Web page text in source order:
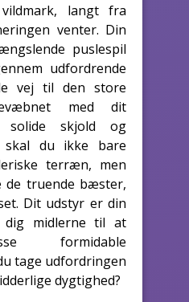
langt fra
venter. Din
puslespil
udfordrende
vej til den store
med dit
solide skjold og
skal du ikke bare
terræn, men
de truende bæster,
Dit udstyr er din
dig midlerne til at
formidable
tage udfordringen
dygtighed?